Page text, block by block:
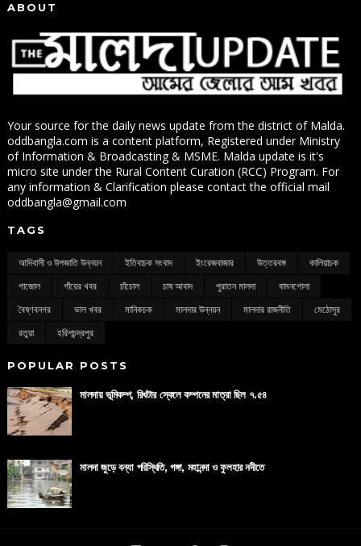
ABOUT
Your source for the daily news update from the district of Malda.
oddbangla.com is a content platform, Registered under Ministry
of Information & Broadcasting & MSME. Malda update is it's
micro site under the Rural Content Curation (RCC) Program. For
any information & Clarification please contact the official mail
oddbangla@gmail.com
TAGS
আদিবাসী ও উপজাতি উন্নয়ন ইতিবাচক সংবাদ ইংরেজবাজার উত্তরবঙ্গ
কালিয়াচক
গাজোল
গাঁয়ের খবর চাঁচোল চাষ আবাদ পুরাতন মালদা
বামনগোলা
বৈষ্ণবনগর
ভাল খবর মানিকচক মালদার উন্নয়ন মালদার রাজনীতি
মেঠোসুর
রতুয়া
হরিশচন্দ্রপুর
POPULAR POSTS
মালদায় ভূমিকম্প, রিখটার স্কেলে কম্পনের মাত্রা ছিল ৭.৫৪
মালদা জুড়ে বন্যা পরিস্থিতি, গঙ্গা, মহানন্দা ও ফুলহার নদীতে